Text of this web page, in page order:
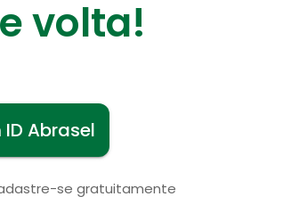
volta!
Abrasel
se gratuitamente